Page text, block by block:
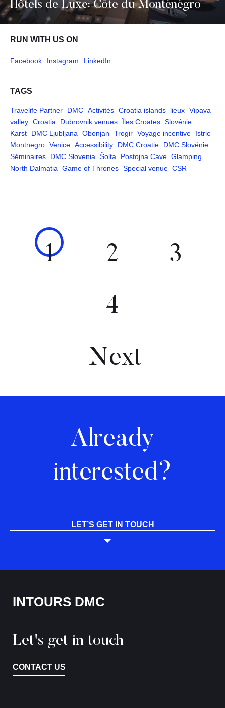
Hôtels de Luxe: Côte du Monténégro
RUN WITH US ON
Facebook Instagram LinkedIn
TAGS
Travelife Partner DMC Activités Croatia islands lieux Vipava
valley Croatia Dubrovnik venues Îles Croates Slovénie
Karst
DMC Ljubljana Obonjan Trogir Voyage incentive
Istrie
Montnegro Venice Accessibility DMC Croatie
DMC Slovénie
Séminaires
DMC Slovenia Šolta Postojna Cave Glamping
North Dalmatia
Game of Thrones Special venue CSR
1 2 3
4
Next
Already
interested?
LET’S GET IN TOUCH
INTOURS DMC
Let's get in touch
CONTACT US